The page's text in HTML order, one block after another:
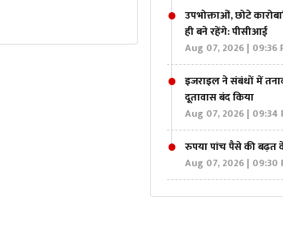
उपभोक्ताओं, छोटे
ही बने रहेंगे: पीसीआई
Aug 07, 2026 | 09:36
इजराइल ने संबंधों में
दूतावास बंद किया
Aug 07, 2026 | 09:34
रुपया पांच पैसे की बढ़त
Aug 07, 2026 | 09:30